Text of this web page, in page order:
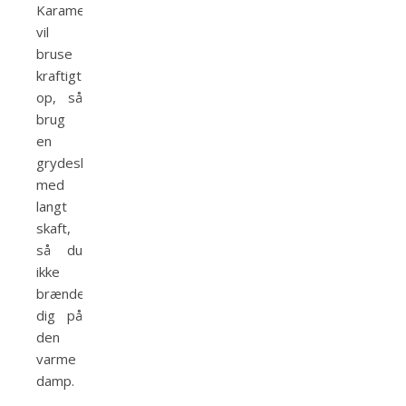
Karamellen
vil
bruse
kraftigt
op, så
brug
en
grydeske
med
langt
skaft,
så du
ikke
brænder
dig på
den
varme
damp.